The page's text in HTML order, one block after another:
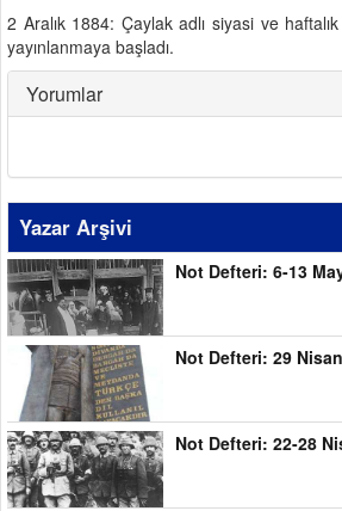
2 Aralık 1884: Çaylak adlı siyasi ve
yayınlanmaya başladı.
Yorumlar
Yazar Arşivi
Not Defteri: 6-13
Not Defteri: 29
Not Defteri: 22-28